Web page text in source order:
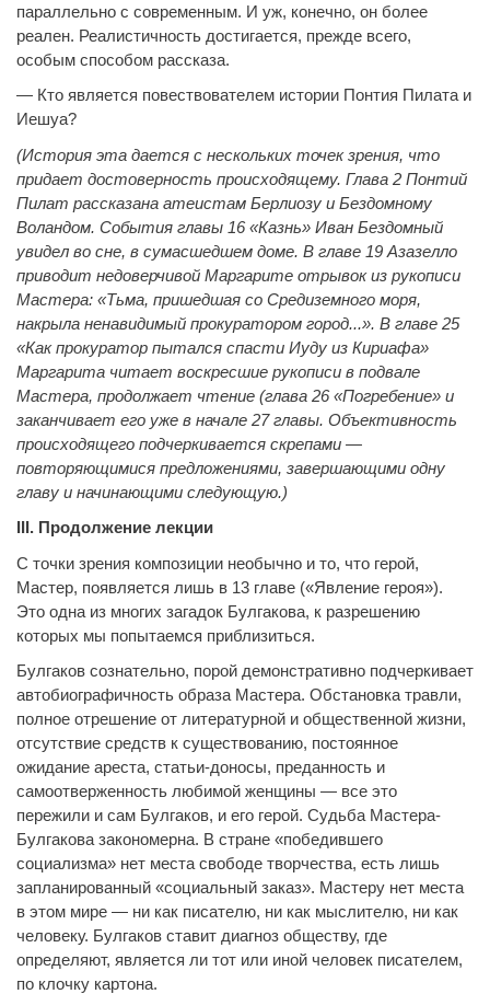
параллельно с современным. И уж, конечно, он более
реален. Реалистичность достигается, прежде всего,
особым способом рассказа.
— Кто является повествователем истории Понтия Пилата и
Иешуа?
(История эта дается с нескольких точек зрения, что
придает достоверность происходящему. Глава 2 Понтий
Пилат рассказана атеистам Берлиозу и Бездомному
Воландом. События главы 16 «Казнь» Иван Бездомный
увидел во сне, в сумасшедшем доме. В главе 19 Азазелло
приводит недоверчивой Маргарите отрывок из рукописи
Мастера: «Тьма, пришедшая со Средиземного моря,
накрыла ненавидимый прокуратором город...». В главе 25
«Как прокуратор пытался спасти Иуду из Кириафа»
Маргарита читает воскресшие рукописи в подвале
Мастера, продолжает чтение (глава 26 «Погребение» и
заканчивает его уже в начале 27 главы. Объективность
происходящего подчеркивается скрепами —
повторяющимися предложениями, завершающими одну
главу и начинающими следующую.)
III. Продолжение лекции
С точки зрения композиции необычно и то, что герой,
Мастер, появляется лишь в 13 главе («Явление героя»).
Это одна из многих загадок Булгакова, к разрешению
которых мы попытаемся приблизиться.
Булгаков сознательно, порой демонстративно подчеркивает
автобиографичность образа Мастера. Обстановка травли,
полное отрешение от литературной и общественной жизни,
отсутствие средств к существованию, постоянное
ожидание ареста, статьи-доносы, преданность и
самоотверженность любимой женщины — все это
пережили и сам Булгаков, и его герой. Судьба Мастера-
Булгакова закономерна. В стране «победившего
социализма» нет места свободе творчества, есть лишь
запланированный «социальный заказ». Мастеру нет места
в этом мире — ни как писателю, ни как мыслителю, ни как
человеку. Булгаков ставит диагноз обществу, где
определяют, является ли тот или иной человек писателем,
по клочку картона.